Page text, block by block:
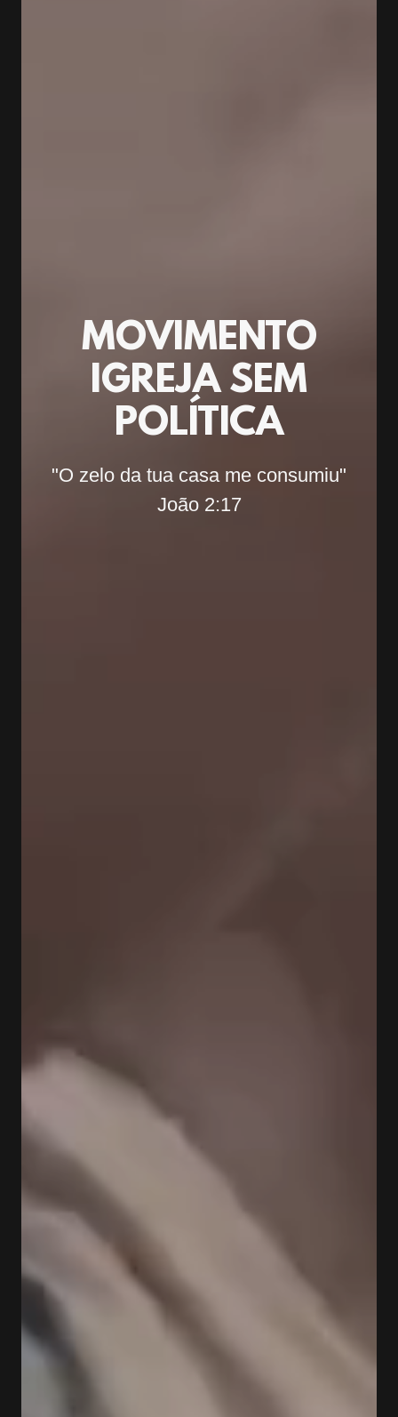
MOVIMENTO
IGREJA SEM
POLÍTICA
"O zelo da tua casa me consumiu"
João 2:17